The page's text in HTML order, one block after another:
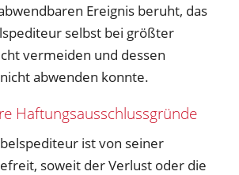
Ereignis beruht, das
selbst bei größter
vermeiden und dessen
abwenden konnte.
Haftungsausschlussgründe
ist von seiner
soweit der Verlust oder die